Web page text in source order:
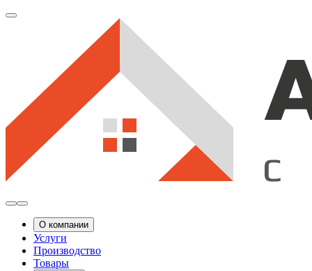
О компании
Услуги
Производство
Товары